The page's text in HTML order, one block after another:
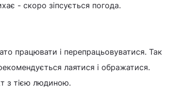
- скоро зіпсується погода.
працювати і перепрацьовуватися. Так
лаятися і ображатися.
з тією людиною.